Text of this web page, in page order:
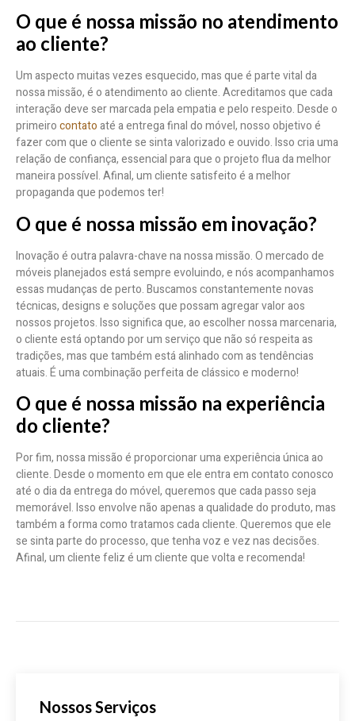
O que é nossa missão no atendimento
ao cliente?
Um aspecto muitas vezes esquecido, mas que é parte vital da
nossa missão, é o atendimento ao cliente. Acreditamos que cada
interação deve ser marcada pela empatia e pelo respeito. Desde o
primeirocontatoaté a entrega final do móvel, nosso objetivo é
fazer com que o cliente se sinta valorizado e ouvido. Isso cria uma
relação de confiança, essencial para que o projeto flua da melhor
maneira possível. Afinal, um cliente satisfeito é a melhor
propaganda que podemos ter!
O que é nossa missão em inovação?
Inovação é outra palavra-chave na nossa missão. O mercado de
móveis planejados está sempre evoluindo, e nós acompanhamos
essas mudanças de perto. Buscamos constantemente novas
técnicas, designs e soluções que possam agregar valor aos
nossos projetos. Isso significa que, ao escolher nossa marcenaria,
o cliente está optando por um serviço que não só respeita as
tradições, mas que também está alinhado com as tendências
atuais. É uma combinação perfeita de clássico e moderno!
O que é nossa missão na experiência
do cliente?
Por fim, nossa missão é proporcionar uma experiência única ao
cliente. Desde o momento em que ele entra em contato conosco
até o dia da entrega do móvel, queremos que cada passo seja
memorável. Isso envolve não apenas a qualidade do produto, mas
também a forma como tratamos cada cliente. Queremos que ele
se sinta parte do processo, que tenha voz e vez nas decisões.
Afinal, um cliente feliz é um cliente que volta e recomenda!
Nossos Serviços